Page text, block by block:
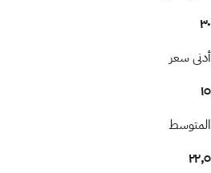
٣٠
أدنى سعر
١٥
المتوسط
٢٢٫٥